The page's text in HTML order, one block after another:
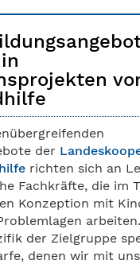
der
richten sich an
Fachkräfte, die im
Konzeption mit
der Zielgruppe
denen wir mit